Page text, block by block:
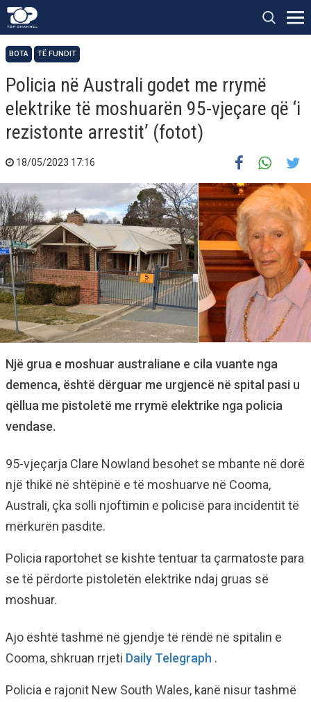
BOTA TË FUNDIT
Policia në Australi godet me rrymë
elektrike të moshuarën 95-vjeçare që ‘i
rezistonte arrestit’ (fotot)
18/05/2023 17:16
Një grua e moshuar australiane e cila vuante nga
demenca, është dërguar me urgjencë në spital pasi u
qëllua me pistoletë me rrymë elektrike nga policia
vendase.
95-vjeçarja Clare Nowland besohet se mbante në dorë
një thikë në shtëpinë e të moshuarve në Cooma,
Australi, çka solli njoftimin e policisë para incidentit të
mërkurën pasdite.
Policia raportohet se kishte tentuar ta çarmatoste para
se të përdorte pistoletën elektrike ndaj gruas së
moshuar.
Ajo është tashmë në gjendje të rëndë në spitalin e
Cooma, shkruan rrjeti Daily Telegraph .
Policia e rajonit New South Wales, kanë nisur tashmë